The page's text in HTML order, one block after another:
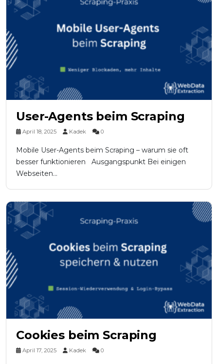
User-Agents beim Scraping
April 18, 2025 Kadek 0
Mobile User-Agents beim Scraping – warum sie oft
besser funktionieren Ausgangspunkt Bei einigen
Webseiten...
Cookies beim Scraping
April 17, 2025 Kadek 0